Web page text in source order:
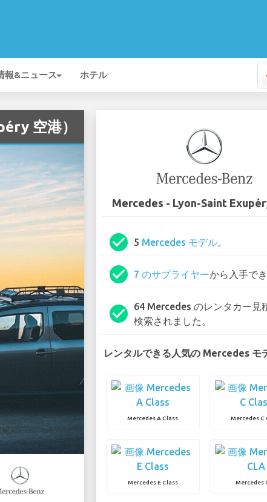
報&ニュース ホテル
空港）
Mercedes - Lyon-Saint
check_circle 5 Mercedes モデル。
check_circle 7 のサプライヤーから入手でき
check_circle
64 Mercedes のレンタカー見
検索されました。
レンタルできる人気の Mercedes モ
Mercedes A Class Mercedes C
Mercedes E Class Mercedes